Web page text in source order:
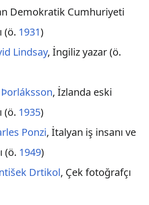
Demokratik Cumhuriyeti
(ö. 1931)
Lindsay, İngiliz yazar (ö.
Þorláksson, İzlanda eski
(ö. 1935)
Ponzi, İtalyan iş insanı ve
(ö. 1949)
Drtikol, Çek fotoğrafçı